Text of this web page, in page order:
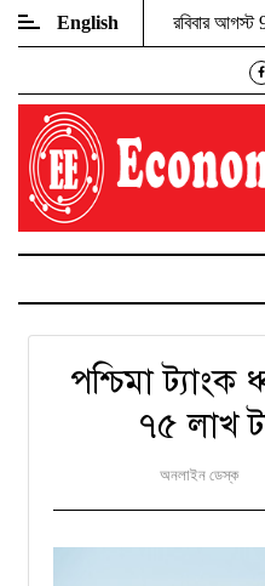
English রবিবার
পশ্চিমা ট্যাংক
৭৫ লাখ
অনলাইন ডেস্ক